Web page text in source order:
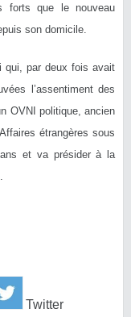
forts que le nouveau
son domicile.
qui, par deux fois avait
l’assentiment des
OVNI politique, ancien
étrangères sous
et va présider à la
Twitter